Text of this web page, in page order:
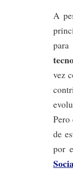
A
vez
Pero
de
por